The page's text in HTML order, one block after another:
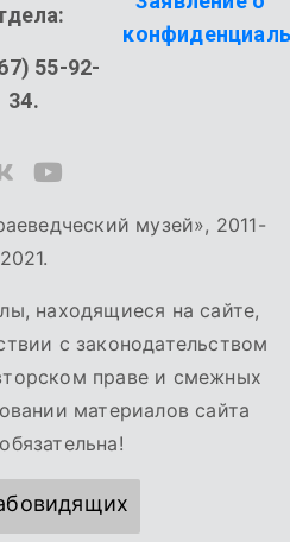
55-92-
34.
музей», 2011-
2021.
находящиеся на сайте,
с законодательством
праве и смежных
материалов сайта